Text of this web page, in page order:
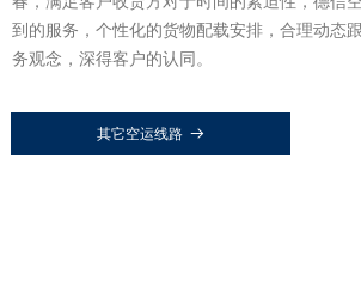
到的服务，个性化的货物配载安排，合理动态
务观念，深得客户的认同。
其它空运线路 뀠